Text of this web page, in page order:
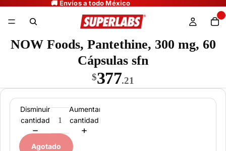
NOW Foods, Pantethine, 300 mg, 60
Cápsulas sfn
$377.21
Disminuir
cantidad
Aumentar
cantidad
Agotado